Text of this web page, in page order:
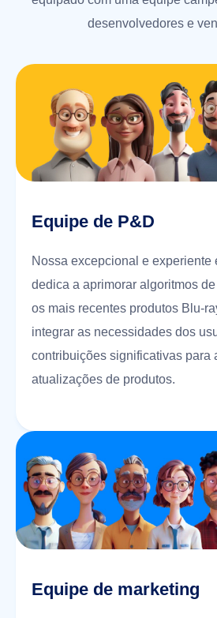
desenvolvedores e
Equipe de P&D
Nossa excepcional e experiente
dedica a aprimorar algoritmos
os mais recentes produtos Blu-
integrar as necessidades dos
contribuições significativas para
atualizações de produtos.
Equipe de marketing